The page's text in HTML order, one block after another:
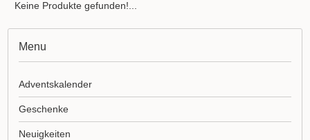
Keine Produkte gefunden!...
Menu
Adventskalender
Geschenke
Neuigkeiten